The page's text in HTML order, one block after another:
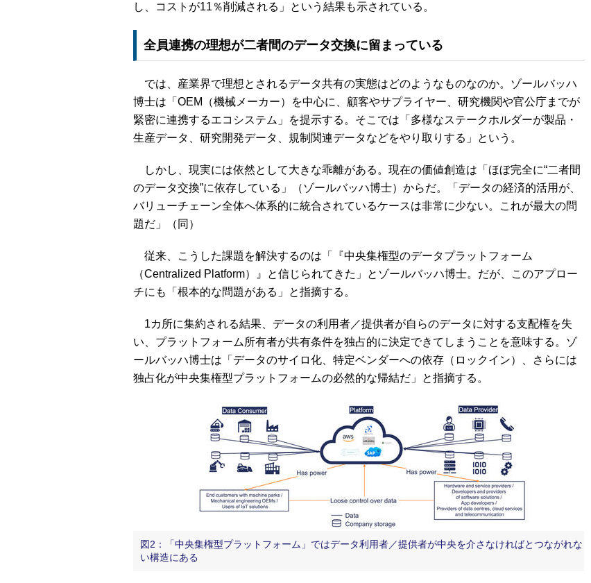
し、コストが11％削減される」という結果も示されている。
全員連携の理想が二者間のデータ交換に留まっている
では、産業界で理想とされるデータ共有の実態はどのようなものなのか。ゾールバッハ
博士は「OEM（機械メーカー）を中心に、顧客やサプライヤー、研究機関や官公庁までが
緊密に連携するエコシステム」を提示する。そこでは「多様なステークホルダーが製品・
生産データ、研究開発データ、規制関連データなどをやり取りする」という。
しかし、現実には依然として大きな乖離がある。現在の価値創造は「ほぼ完全に“二者間
のデータ交換”に依存している」（ゾールバッハ博士）からだ。「データの経済的活用が、
バリューチェーン全体へ体系的に統合されているケースは非常に少ない。これが最大の問
題だ」（同）
従来、こうした課題を解決するのは「『中央集権型のデータプラットフォーム
（Centralized Platform）』と信じられてきた」とゾールバッハ博士。だが、このアプロー
チにも「根本的な問題がある」と指摘する。
1カ所に集約される結果、データの利用者／提供者が自らのデータに対する支配権を失
い、プラットフォーム所有者が共有条件を独占的に決定できてしまうことを意味する。ゾ
ールバッハ博士は「データのサイロ化、特定ベンダーへの依存（ロックイン）、さらには
独占化が中央集権型プラットフォームの必然的な帰結だ」と指摘する。
図2：「中央集権型プラットフォーム」ではデータ利用者／提供者が中央を介さなければとつながれな
い構造にある